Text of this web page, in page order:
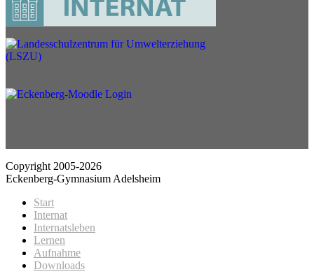
Copyright 2005-2026
Eckenberg-Gymnasium Adelsheim
Start
Internat
Internatsleben
Lernen
Aufnahme
Downloads